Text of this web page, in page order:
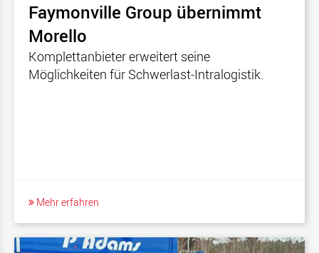
Faymonville Group übernimmt
Morello
Komplettanbieter erweitert seine
Möglichkeiten für Schwerlast-Intralogistik.
Mehr erfahren